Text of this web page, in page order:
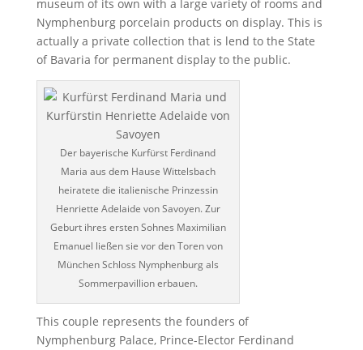
museum of its own with a large variety of rooms and
Nymphenburg porcelain products on display. This is
actually a private collection that is lend to the State
of Bavaria for permanent display to the public.
Der bayerische Kurfürst Ferdinand
Maria aus dem Hause Wittelsbach
heiratete die italienische Prinzessin
Henriette Adelaide von Savoyen. Zur
Geburt ihres ersten Sohnes Maximilian
Emanuel ließen sie vor den Toren von
München Schloss Nymphenburg als
Sommerpavillion erbauen.
This couple represents the founders of
Nymphenburg Palace, Prince-Elector Ferdinand